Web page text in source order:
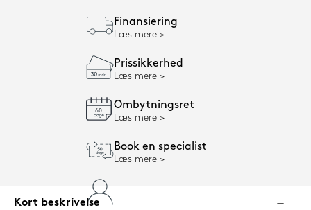
Finansiering
Læs mere
Prissikkerhed
Læs mere
Ombytningsret
Læs mere
Book en specialist
Læs mere
Kort beskrivelse